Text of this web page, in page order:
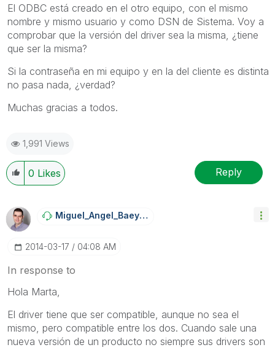
El ODBC está creado en el otro equipo, con el mismo
nombre y mismo usuario y como DSN de Sistema. Voy a
comprobar que la versión del driver sea la misma, ¿tiene
que ser la misma?
Si la contraseña en mi equipo y en la del cliente es distinta
no pasa nada, ¿verdad?
Muchas gracias a todos.
1,991 Views
0 Likes Reply
Miguel_Angel_BaEyens
‎2014-03-17 04:08 AM
In response to
Hola Marta,
El driver tiene que ser compatible, aunque no sea el
mismo, pero compatible entre los dos. Cuando sale una
nueva versión de un producto no siempre sus drivers son